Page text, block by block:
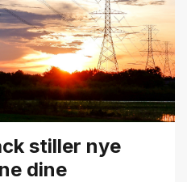
stiller nye
dine